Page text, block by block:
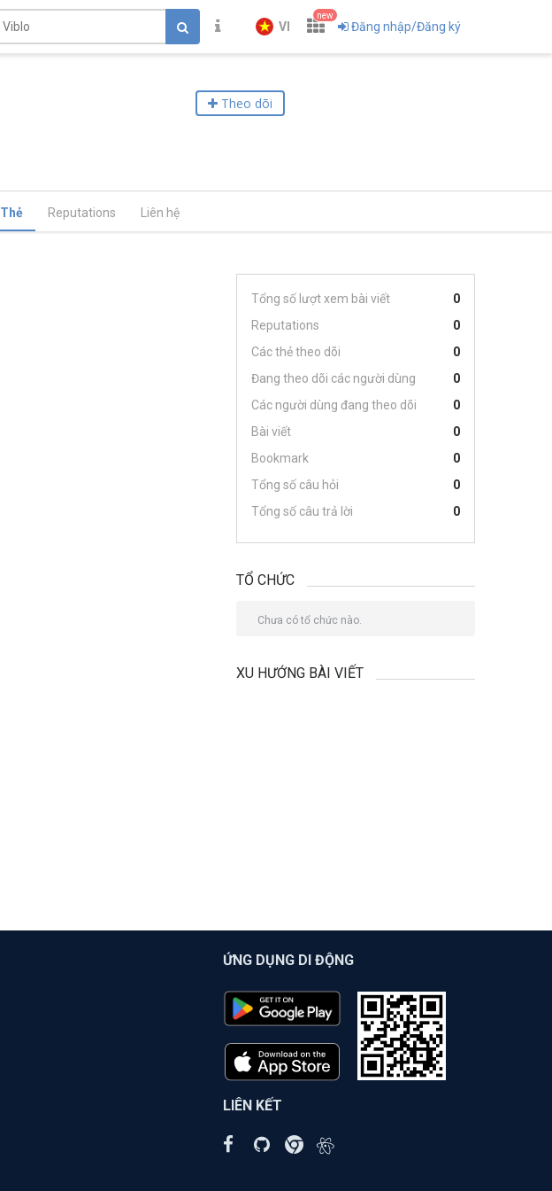
VI
new
Đăng nhập/Đăng ký
Theo dõi
Thẻ Reputations Liên hệ
Tổng số lượt xem bài viết
0
Reputations
0
Các thẻ theo dõi
0
Đang theo dõi các người dùng
0
Các người dùng đang theo dõi
0
Bài viết
0
Bookmark
0
Tổng số câu hỏi
0
Tổng số câu trả lời
0
TỔ CHỨC
Chưa có tổ chức nào.
XU HƯỚNG BÀI VIẾT
ỨNG DỤNG DI ĐỘNG
LIÊN KẾT